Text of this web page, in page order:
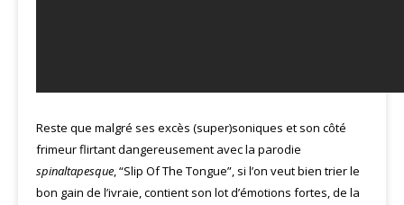
Reste que malgré ses excès (super)soniques et son côté
frimeur flirtant dangereusement avec la parodie
spinaltapesque, “Slip Of The Tongue”, si l’on veut bien trier le
bon gain de l’ivraie, contient son lot d’émotions fortes, de la